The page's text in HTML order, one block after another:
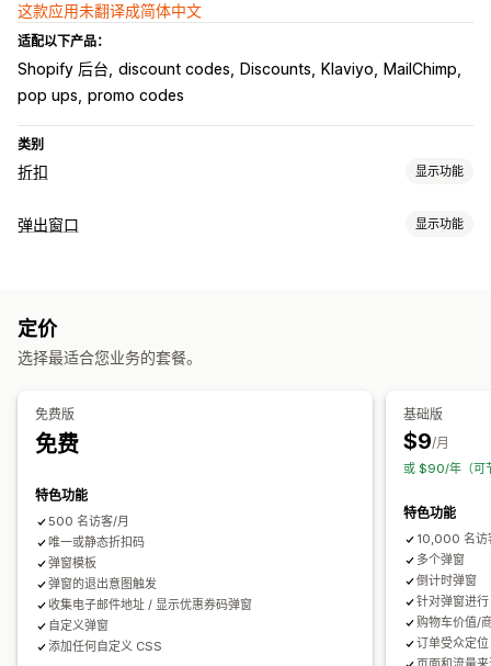
这款应用未翻译成简体中文
适配以下产品：
Shopify 后台 discount codes Discounts Klaviyo
MailChimp
pop ups promo codes
类别
折扣 显示功能
折扣类型
运费折扣
编辑器工具
宣传活动 触发器和规则
弹出窗口 显示功能
折扣
细分 标记
定价
选择最适合您业务的套餐。
免费版
免费
特色功能
500 名访客/月
唯一或静态折扣码
弹窗模板
弹窗的退出意图触发
收集电子邮件地址 / 显示优惠券码弹窗
自定义弹窗
添加任何自定义 CSS
基础版
$9/月
或 $90/年（可
特色功能
10,000 名访
多个弹窗
倒计时弹窗
针对弹窗进
购物车价值/
订单受众定位